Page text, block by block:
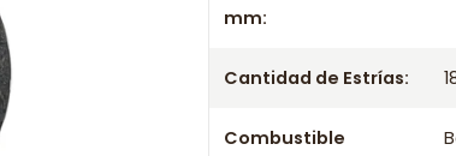
mm:
Cantidad de Estrías:
Combustible